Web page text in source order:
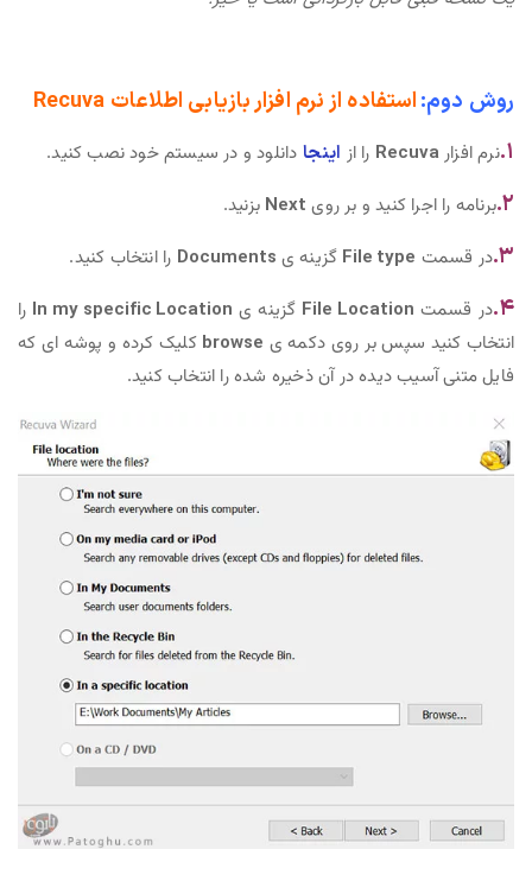
روش دوم:استفاده از نرم افزار بازیابی اطلاعات Recuva
۱. نرم افزارRecuva را از اینجا دانلود و در سیستم خود نصب کنید.
۲. برنامه را اجرا کنید و بر روی Next بزنید.
۳. در قسمت File type گزینه ی Documents را انتخاب کنید.
۴. در قسمت File Location گزینه ی In my specific Location را
انتخاب کنید سپس بر روی دکمه ی browse کلیک کرده و پوشه ای که
فایل متنی آسیب دیده در آن ذخیره شده را انتخاب کنید.